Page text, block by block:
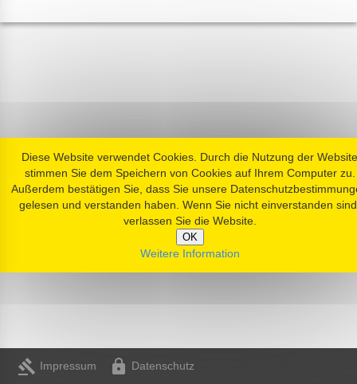
Diese Website verwendet Cookies. Durch die Nutzung der Website
stimmen Sie dem Speichern von Cookies auf Ihrem Computer zu.
Außerdem bestätigen Sie, dass Sie unsere
gelesen und verstanden haben. Wenn Sie nicht einverstanden
verlassen Sie die Website.
OK
Weitere Information
gavel Impressum https Datenschutz